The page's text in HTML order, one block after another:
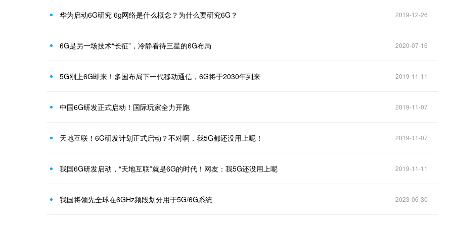
华为启动6G研究 6g网络是什么概念？为什么要研究6G？ 2019-12-26
6G是另一场技术“长征”，冷静看待三星的6G布局 2020-07-16
5G刚上6G即来！多国布局下一代移动通信，6G将于2030年到来 2019-11-11
中国6G研发正式启动！国际玩家全力开跑 2019-11-07
天地互联！6G研发计划正式启动？不对啊，我5G都还没用上呢！ 2019-11-07
我国6G研发启动，“天地互联”就是6G的时代！网友：我5G还没用上呢 2019-11-11
我国将领先全球在6GHz频段划分用于5G/6G系统 2023-06-30